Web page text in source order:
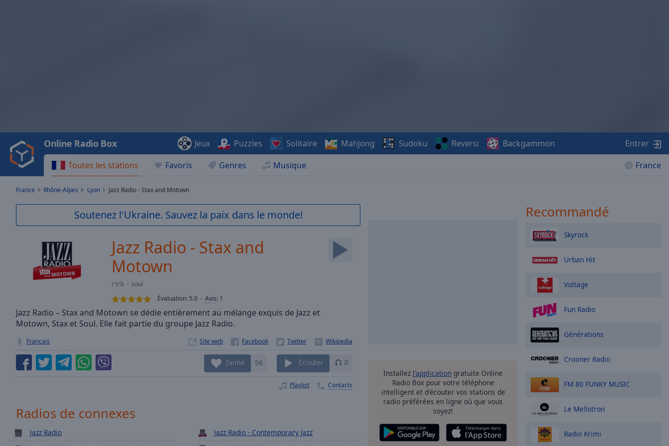
Video
Play
Backward
Skip
Current
live,
currently
behind
Remaining
Time-
Rate
Chapters
Toutes les stations Favoris Genres Musique France
Online Radio Box Jeux Puzzles Solitaire Mahjong Sudoku Reversi Backgammon Entrer
France Rhône-Alpes Lyon Jazz Radio - Stax and Motown
Soutenez l'Ukraine. Sauvez la paix dans le monde!
Jazz Radio - Stax and
Motown
r'n'b
soul
Évaluation: 5.0 Avis: 1
Jazz Radio – Stax and Motown se dédie entièrement au mélange exquis de Jazz et
Motown, Stax et Soul. Elle fait partie du groupe Jazz Radio.
Français Site web
J’aime 56 Écouter 0
Playlist Contacts
Radios de connexes
Jazz Radio
Jazz Radio - Contemporary Jazz
Installez l'application gratuite Online
Radio Box pour votre téléphone
intelligent et d'écouter vos stations de
radio préférées en ligne où que vous
soyez!
Recommandé
Skyrock
Urban Hit
Voltage
Fun Radio
Générations
Crooner Radio
FM 80 FUNKY MUSIC
Le Mellotron
Radio Krimi